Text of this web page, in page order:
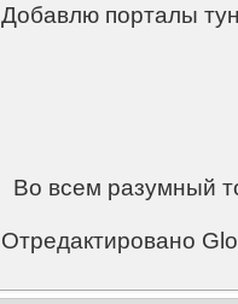
Добавлю порталы
Во всем разумный
Отредактировано